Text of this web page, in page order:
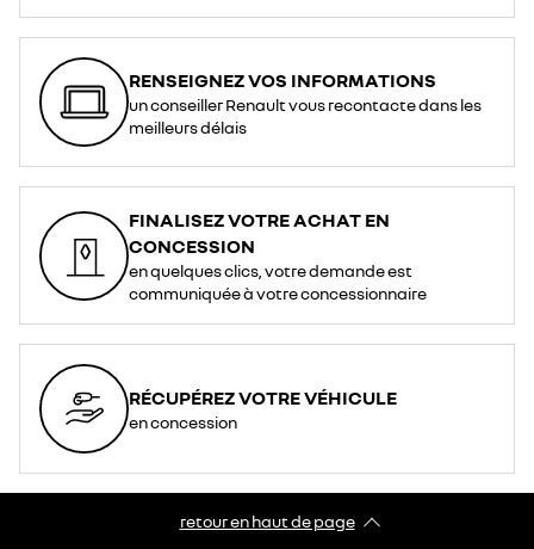
RENSEIGNEZ VOS INFORMATIONS
un conseiller Renault vous recontacte dans les
meilleurs délais
FINALISEZ VOTRE ACHAT EN
CONCESSION
en quelques clics, votre demande est
communiquée à votre concessionnaire
RÉCUPÉREZ VOTRE VÉHICULE
en concession
retour en haut de page​